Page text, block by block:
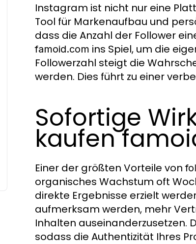
Instagram ist nicht nur eine
Tool für Markenaufbau und
dass die Anzahl der Follower
famoid.com ins Spiel, um die
Followerzahl steigt die
werden. Dies führt zu einer
Sofortige
kaufen
Einer der größten Vorteile von
organisches Wachstum oft
direkte Ergebnisse erzielt
aufmerksam werden, mehr
Inhalten auseinanderzusetzen.
sodass die Authentizität Ihres